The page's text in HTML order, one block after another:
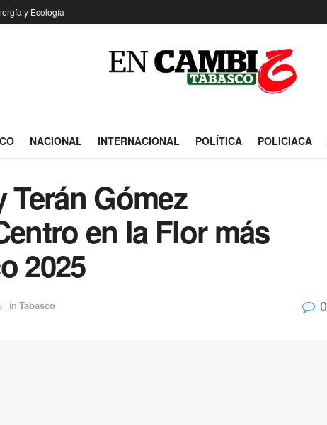
y Ecología
NACIONAL INTERNACIONAL POLÍTICA POLICIACA
Gómez
en la Flor más
2025
in Tabasco 0